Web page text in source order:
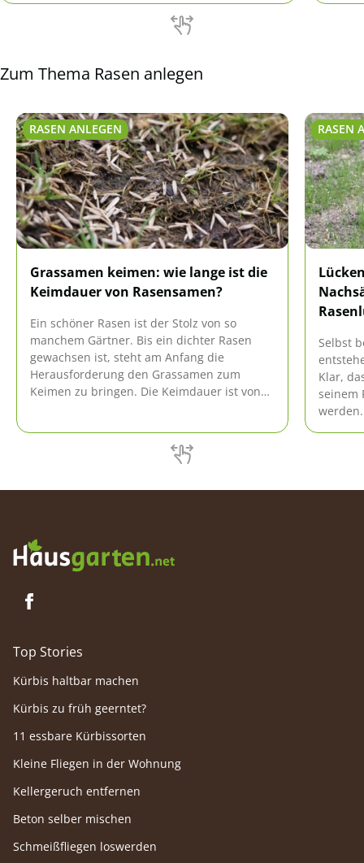
Zum Thema Rasen anlegen
RASEN ANLEGEN
Grassamen keimen: wie lange ist die
Keimdauer von Rasensamen?
Ein schöner Rasen ist der Stolz von so
manchem Gärtner. Bis ein dichter Rasen
gewachsen ist, steht am Anfang die
Herausforderung den Grassamen zum
Keimen zu bringen. Die Keimdauer ist von
RASEN
Selbst
Klar,
seinem
Top Stories
Kürbis haltbar machen
Kürbis zu früh geerntet?
11 essbare Kürbissorten
Kleine Fliegen in der Wohnung
Kellergeruch entfernen
Beton selber mischen
Schmeißfliegen loswerden